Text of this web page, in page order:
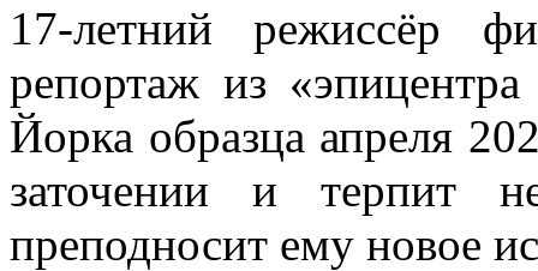
17-летний режиссёр
репортаж из
Йорка образца апреля
заточении и терпит
преподносит ему новое